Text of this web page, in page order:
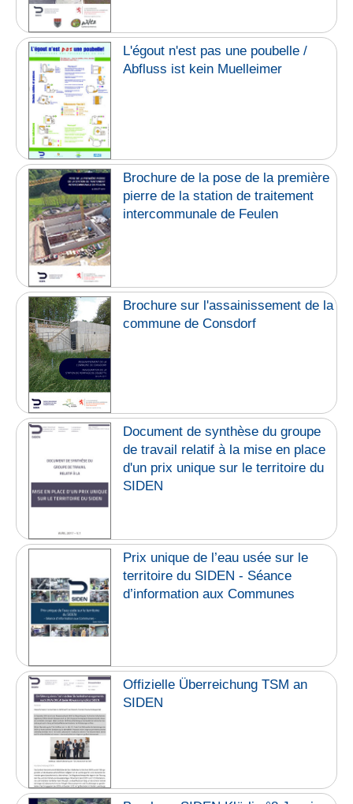
L'égout n'est pas une poubelle /
Abfluss ist kein Muelleimer
Brochure de la pose de la première
pierre de la station de traitement
intercommunale de Feulen
Brochure sur l'assainissement de la
commune de Consdorf
Document de synthèse du groupe
de travail relatif à la mise en place
d'un prix unique sur le territoire du
SIDEN
Prix unique de l’eau usée sur le
territoire du SIDEN - Séance
d’information aux Communes
Offizielle Überreichung TSM an
SIDEN